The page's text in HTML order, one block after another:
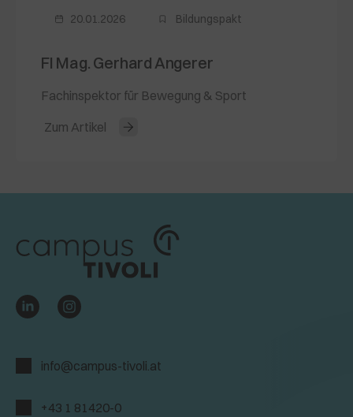
20.01.2026 Bildungspakt
FI Mag. Gerhard Angerer
Fachinspektor für Bewegung & Sport
Zum Artikel
info@campus-tivoli.at
+43 1 81420-0